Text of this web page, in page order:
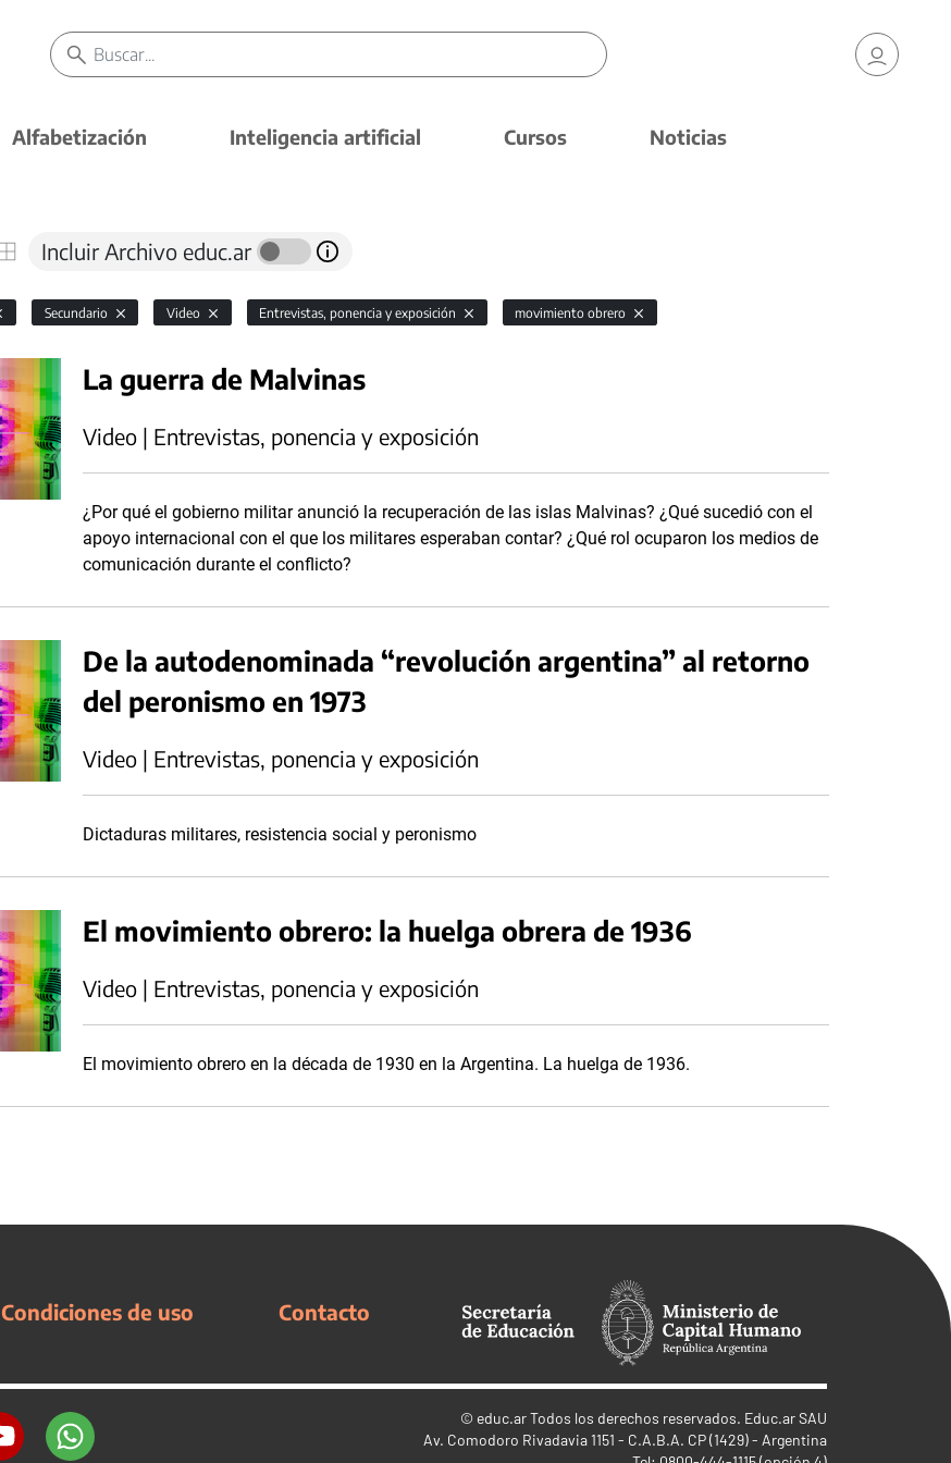
Alfabetización Inteligencia artificial Cursos Noticias
Incluir Archivo educ.ar
Secundario Video Entrevistas, ponencia y exposición movimiento obrero
La guerra de Malvinas
Video | Entrevistas, ponencia y exposición
¿Por qué el gobierno militar anunció la recuperación de las islas Malvinas? ¿Qué sucedió con el
apoyo internacional con el que los militares esperaban contar? ¿Qué rol ocuparon los medios de
comunicación durante el conflicto?
De la autodenominada “revolución argentina” al retorno
del peronismo en 1973
Video | Entrevistas, ponencia y exposición
Dictaduras militares, resistencia social y peronismo
El movimiento obrero: la huelga obrera de 1936
Video | Entrevistas, ponencia y exposición
El movimiento obrero en la década de 1930 en la Argentina. La huelga de 1936.
Condiciones de uso Contacto
© educ.arTodos los derechos reservados. Educ.ar SAU
Av. Comodoro Rivadavia 1151 - C.A.B.A. CP (1429) - Argentina